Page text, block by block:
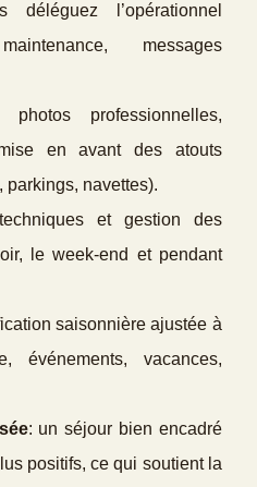
déléguez l’opérationnel
messages
photos professionnelles,
en avant des atouts
parkings, navettes).
et gestion des
le week‑end et pendant
saisonnière ajustée à
événements, vacances,
: un séjour bien encadré
positifs, ce qui soutient la